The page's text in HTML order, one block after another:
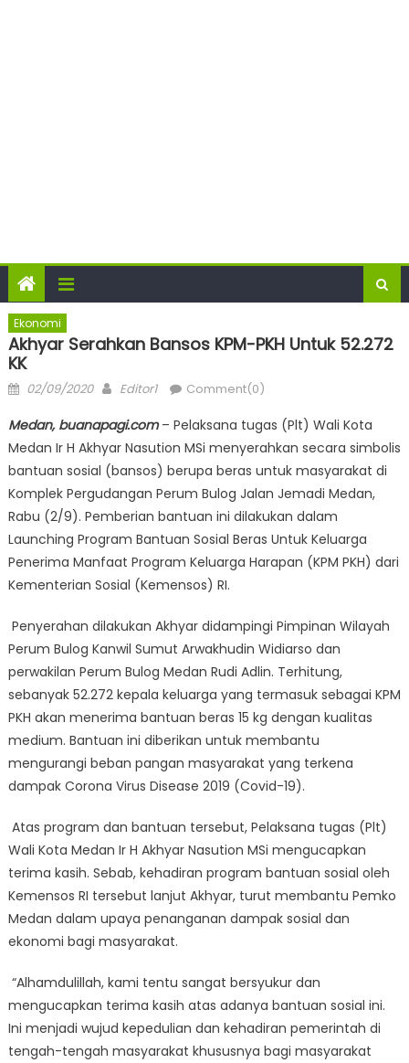
Ekonomi
Akhyar Serahkan Bansos KPM-PKH Untuk 52.272
KK
Posted
02/09/2020 Author
Editor1 Comment(0)
Medan, buanapagi.com– Pelaksana tugas (Plt) Wali Kota
Medan Ir H Akhyar Nasution MSi menyerahkan secara simbolis
bantuan sosial (bansos) berupa beras untuk masyarakat di
Komplek Pergudangan Perum Bulog Jalan Jemadi Medan,
Rabu (2/9). Pemberian bantuan ini dilakukan dalam
Launching Program Bantuan Sosial Beras Untuk Keluarga
Penerima Manfaat Program Keluarga Harapan (KPM PKH) dari
Kementerian Sosial (Kemensos) RI.
Penyerahan dilakukan Akhyar didampingi Pimpinan Wilayah
Perum Bulog Kanwil Sumut Arwakhudin Widiarso dan
perwakilan Perum Bulog Medan Rudi Adlin. Terhitung,
sebanyak 52.272 kepala keluarga yang termasuk sebagai KPM
PKH akan menerima bantuan beras 15 kg dengan kualitas
medium. Bantuan ini diberikan untuk membantu
mengurangi beban pangan masyarakat yang terkena
dampak Corona Virus Disease 2019 (Covid-19).
Atas program dan bantuan tersebut, Pelaksana tugas (Plt)
Wali Kota Medan Ir H Akhyar Nasution MSi mengucapkan
terima kasih. Sebab, kehadiran program bantuan sosial oleh
Kemensos RI tersebut lanjut Akhyar, turut membantu Pemko
Medan dalam upaya penanganan dampak sosial dan
ekonomi bagi masyarakat.
“Alhamdulillah, kami tentu sangat bersyukur dan
mengucapkan terima kasih atas adanya bantuan sosial ini.
Ini menjadi wujud kepedulian dan kehadiran pemerintah di
tengah-tengah masyarakat khususnya bagi masyarakat